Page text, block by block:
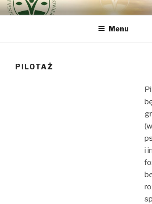
Przeskocz
do
DROGA
ODNOWY
bo najważniejszy jest Człowiek
Menu
PILOTAŻ
i